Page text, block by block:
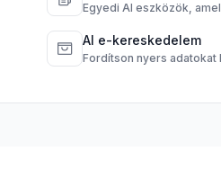
Egyedi AI eszközök,
alakítanak.
AI e-kereskedelem
Fordítson nyers adatokat